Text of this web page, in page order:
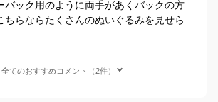
バック用のように両手があくバックの方
ちらならたくさんのぬいぐるみを見せら
全てのおすすめコメント（2件）